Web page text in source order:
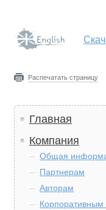
Распечатать страницу
Главная
Компания
Общая
Партнерам
Авторам
Корпоративным